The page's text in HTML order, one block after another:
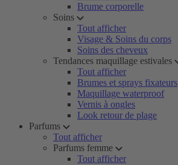
Brume corporelle
Soins
Tout afficher
Visage & Soins du corps
Soins des cheveux
Tendances maquillage estivales
Tout afficher
Brumes et sprays fixateurs
Maquillage waterproof
Vernis à ongles
Look retour de plage
Parfums
Tout afficher
Parfums femme
Tout afficher